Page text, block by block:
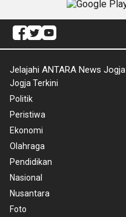
Jelajahi ANTARA News Jogja
Jogja Terkini
Politik
Peristiwa
Ekonomi
Olahraga
Pendidikan
Nasional
Nusantara
Foto